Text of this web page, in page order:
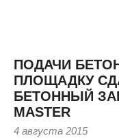
ПОДАЧИ
ПЛОЩАДКУ
БЕТОННЫЙ
MASTER
4 августа 2015